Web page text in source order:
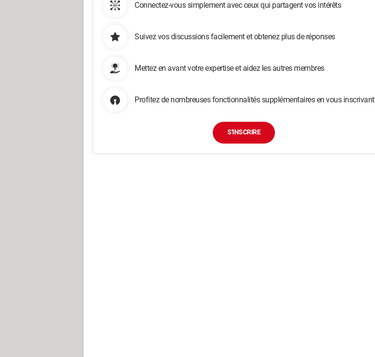
Connectez-vous simplement avec ceux qui partagent vos intérêts
Suivez vos discussions facilement et obtenez plus de réponses
Mettez en avant votre expertise et aidez les autres membres
Profitez de nombreuses fonctionnalités supplémentaires en vous inscrivant
S'INSCRIRE